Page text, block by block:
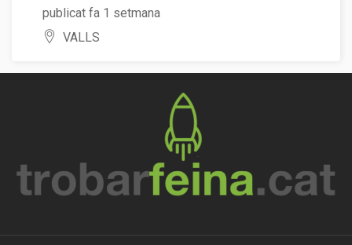
publicat fa 1 setmana
VALLS